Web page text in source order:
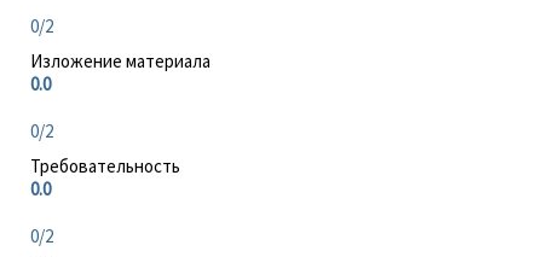
0/2
Изложение материала
0.0
0/2
Требовательность
0.0
0/2